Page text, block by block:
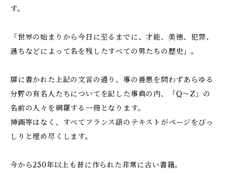
す。
「世界の始まりから今日に至るまでに、才能、美徳、犯罪、
過ちなどによって名を残したすべての男たちの歴史」。
扉に書かれた上記の文言の通り、事の善悪を問わずあらゆる
分野の有名人たちについてを記した事典の内、「Q～Z」の
名前の人々を網羅する一冊となります。
挿画等はなく、すべてフランス語のテキストがページをびっ
しりと埋め尽くします。
今から250年以上も昔に作られた非常に古い書籍。